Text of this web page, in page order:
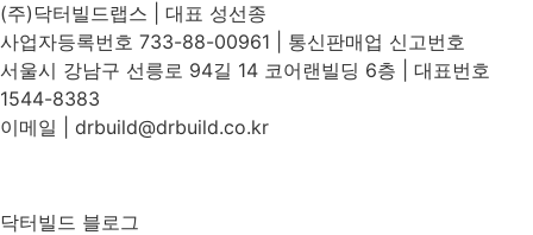
(주)닥터빌드랩스 | 대표 성선종
사업자등록번호 733-88-00961 | 통신판매업 신고번호
서울시 강남구 선릉로 94길 14 코어랜빌딩 6층 | 대표번호
1544-8383
이메일 | drbuild@drbuild.co.kr
닥터빌드 블로그